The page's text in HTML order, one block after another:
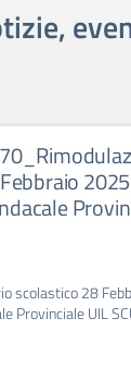
scolastico 28
Provinciale UIL